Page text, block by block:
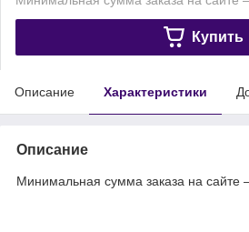
Купить
Описание Характеристики
Описание
Минимальная сумма заказа на сайте